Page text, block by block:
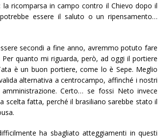
ricomparsa in campo contro il Chievo dopo il
essere il saluto o un ripensamento…
secondi a fine anno, avremmo potuto fare
quanto mi riguarda, però, ad oggi il portiere
è un buon portiere, come lo è Sepe. Meglio
alternativa a centrocampo, affinché i nostri
Certo… se fossi Neto invece
scelta fatta, perché il brasiliano sarebbe stato il
ha sbagliato atteggiamenti in questi